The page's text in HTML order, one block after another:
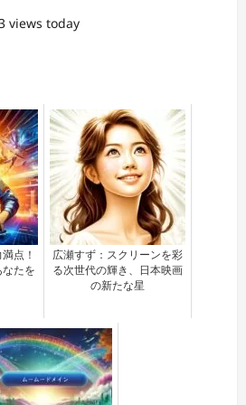
views today
点！
たを
広瀬すず：スクリーンを彩
る次世代の輝き、日本映画
の新たな星